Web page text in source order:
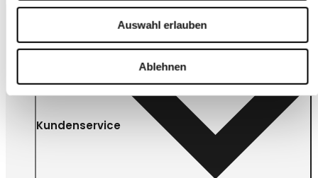
Auswahl erlauben
Ablehnen
Kundenservice